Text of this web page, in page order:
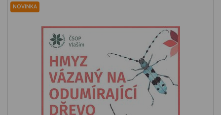
NOVINKA